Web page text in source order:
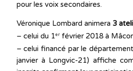
pour les voix secondaires.
Véronique Lombard animera 3
– celui du 1erfévrier 2018 à
– celui financé par le
janvier à Longvic-21) affiche